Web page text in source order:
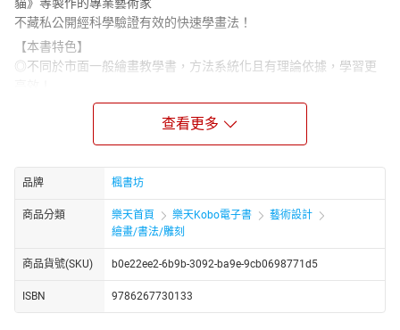
不藏私公開經科學驗證有效的快速學畫法！
【本書特色】
◎不同於市面一般繪畫教學書，方法系統化且有理論依據，學習更
◎大篇幅空白練習區，帶你按照科學方法一步步掌握男性人體的五
◎90天快速掌握繪畫技巧的同時，穿插讓大腦與雙手休息的時間規
劃，勞逸結合無壓力！
＼用科學方法學會畫畫，原來可以這麼簡單！／
你是否曾苦惱於畫不出腦海中的圖像？
明明看了許多教學，卻始終無法掌握人體比例與動態？
本書作者傑森．布魯拜克
為參與過《刀鋒戰士》《星際傳奇》等好萊塢大片近20年的專業藝
術家，
而後更投入於漫畫出版事業之中；
查看更多
品牌 楓書坊
商品分類 樂天首頁 樂天Kobo電子書
藝術設計
繪畫/書法/雕刻
商品貨號(SKU) b0e22ee2-6b9b-3092-ba9e-9cb0698771d5
ISBN 9786267730133